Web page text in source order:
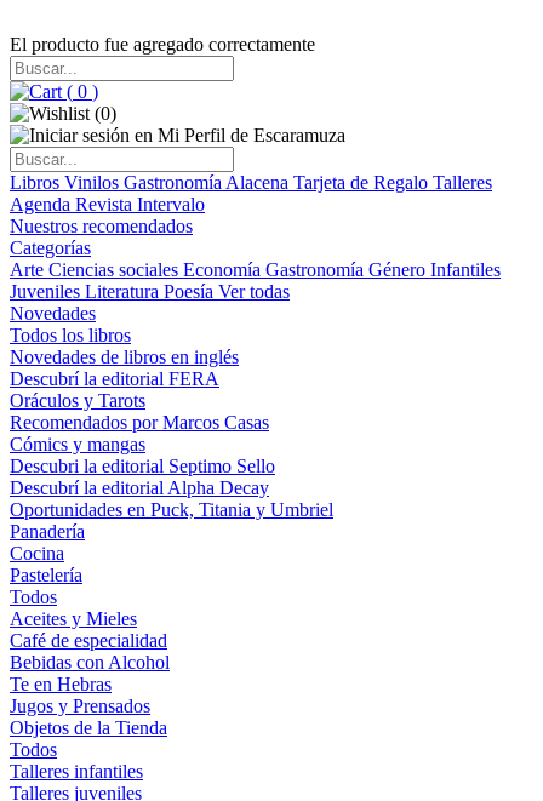
El producto fue agregado correctamente
( 0 )
(0)
Libros Vinilos Gastronomía Alacena Tarjeta de Regalo Talleres
Agenda Revista Intervalo
Nuestros recomendados
Categorías
Arte Ciencias sociales Economía Gastronomía Género Infantiles
Juveniles Literatura Poesía Ver todas
Novedades
Todos los libros
Novedades de libros en inglés
Descubrí la editorial FERA
Oráculos y Tarots
Recomendados por Marcos Casas
Cómics y mangas
Descubri la editorial Septimo Sello
Descubrí la editorial Alpha Decay
Oportunidades en Puck, Titania y Umbriel
Panadería
Cocina
Pastelería
Todos
Aceites y Mieles
Café de especialidad
Bebidas con Alcohol
Te en Hebras
Jugos y Prensados
Objetos de la Tienda
Todos
Talleres infantiles
Talleres juveniles